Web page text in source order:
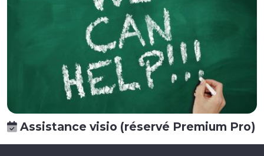
Assistance visio (réservé Premium Pro)